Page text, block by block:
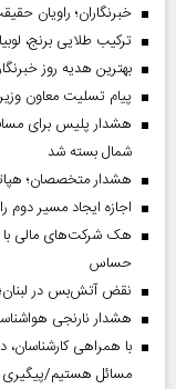
خبرنگاران؛ راویان
ترکیب طلایی برنج،
بهترین هدیه روز
پیام تسلیت معاون
هشدار پلیس برای
شمال بسته شد
هشدار متخصصان؛
اجازه ایجاد مسیر دوم
هک شرکت‌های مالی با
حساس
نقض آتش‌بس در لبنان؛
هشدار نارنجی هواشناسی برای ۴ استان؛ خطر سیلاب و
با همراهی کارشناسان،
مسائل هستیم/پیگیری